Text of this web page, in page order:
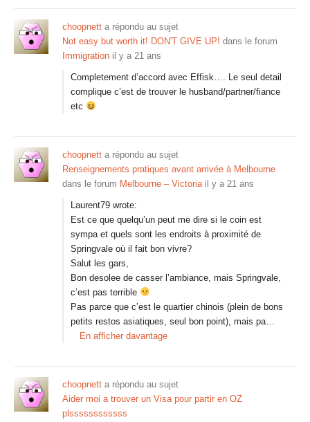
choopnett a répondu au sujet
Not easy but worth it! DON'T GIVE UP! dans le forum
Immigration il y a 21 ans
Completement d’accord avec Effisk…. Le seul detail
complique c’est de trouver le husband/partner/fiance
etc
choopnett a répondu au sujet
Renseignements pratiques avant arrivée à Melbourne
dans le forum Melbourne – Victoria il y a 21 ans
Laurent79 wrote:
Est ce que quelqu’un peut me dire si le coin est
sympa et quels sont les endroits à proximité de
Springvale où il fait bon vivre?
Salut les gars,
Bon desolee de casser l’ambiance, mais Springvale,
c’est pas terrible
Pas parce que c’est le quartier chinois (plein de bons
petits restos asiatiques, seul bon point), mais pa…
En afficher davantage
choopnett a répondu au sujet
Aider moi a trouver un Visa pour partir en OZ
plssssssssssss